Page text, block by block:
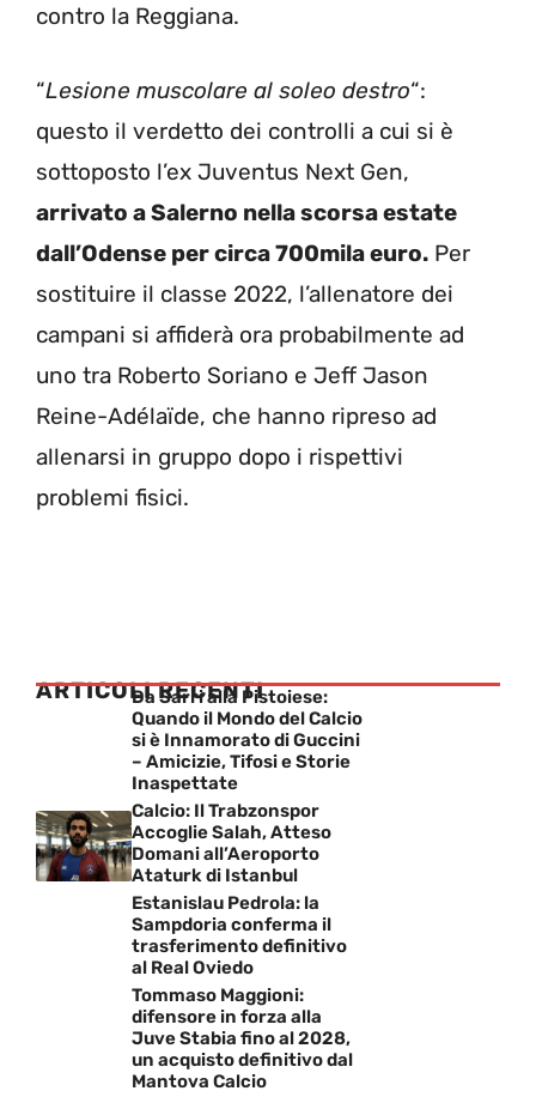
contro la Reggiana.
“Lesione muscolare al soleo destro“:
questo il verdetto dei controlli a cui si è
sottoposto l’ex Juventus Next Gen,
arrivato a Salerno nella scorsa estate
dall’Odense per circa 700mila euro. Per
sostituire il classe 2022, l’allenatore dei
campani si affiderà ora probabilmente ad
uno tra Roberto Soriano e Jeff Jason
Reine-Adélaïde, che hanno ripreso ad
allenarsi in gruppo dopo i rispettivi
problemi fisici.
ARTICOLI RECENTI
Da Sarri alla Pistoiese:
Quando il Mondo del Calcio
si è Innamorato di Guccini
– Amicizie, Tifosi e Storie
Inaspettate
Calcio: Il Trabzonspor
Accoglie Salah, Atteso
Domani all’Aeroporto
Ataturk di Istanbul
Estanislau Pedrola: la
Sampdoria conferma il
trasferimento definitivo
al Real Oviedo
Tommaso Maggioni:
difensore in forza alla
Juve Stabia fino al 2028,
un acquisto definitivo dal
Mantova Calcio